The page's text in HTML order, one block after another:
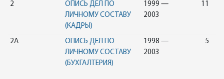
2
ОПИСЬ ДЕЛ ПО
ЛИЧНОМУ СОСТАВУ
(КАДРЫ)
1999 —
2003
11
2А
ОПИСЬ ДЕЛ ПО
ЛИЧНОМУ СОСТАВУ
(БУХГАЛТЕРИЯ)
1998 —
2003
5